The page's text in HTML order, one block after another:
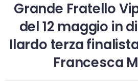
Grande Fratello
del 12 maggio in
Ilardo terza
Francesca